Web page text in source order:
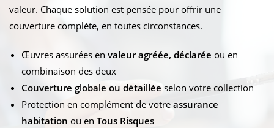
valeur. Chaque solution est pensée pour offrir une
couverture complète, en toutes circonstances.
Œuvres assurées en valeur agréée, déclarée ou en
combinaison des deux
Couverture globale ou détaillée selon votre collection
Protection en complément de votre assurance
habitation ou en Tous Risques